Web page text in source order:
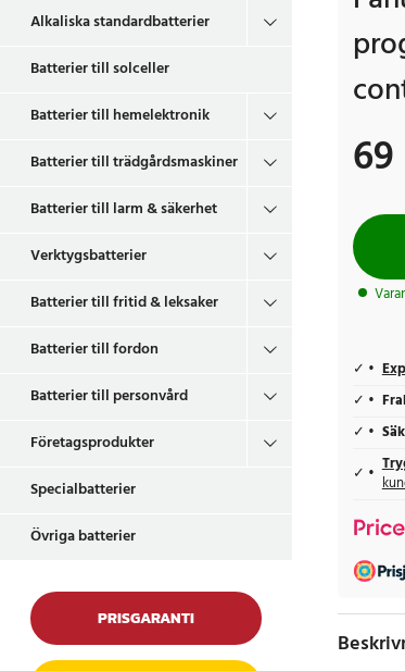
Alkaliska standardbatterier
Batterier till solceller
Batterier till hemelektronik
Batterier till trädgårdsmaskiner
Batterier till larm & säkerhet
Verktygsbatterier
Batterier till fritid & leksaker
Batterier till fordon
Batterier till personvård
Företagsprodukter
Specialbatterier
Övriga batterier
PRISGARANTI
Pris:69